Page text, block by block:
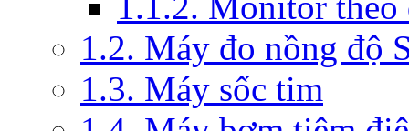
1.2. Máy đo nồng độ
1.3. Máy sốc tim